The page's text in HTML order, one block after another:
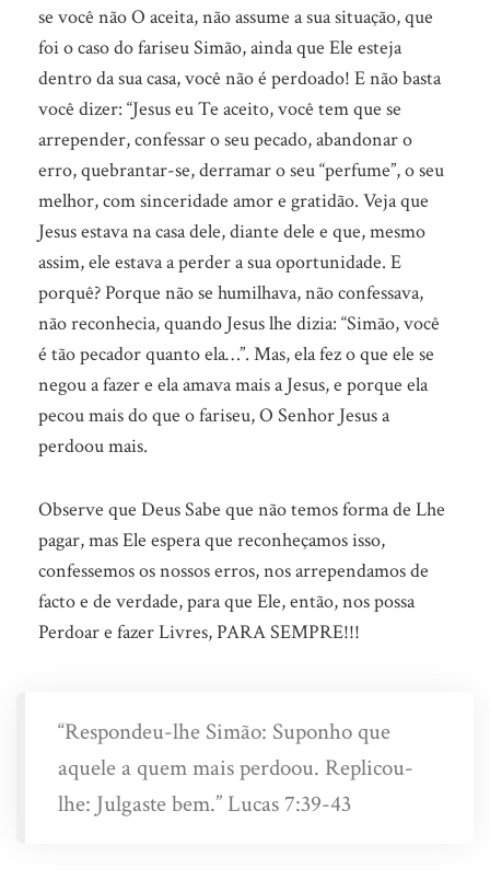
se você não O aceita, não assume a sua situação, que
foi o caso do fariseu Simão, ainda que Ele esteja
dentro da sua casa, você não é perdoado! E não basta
você dizer: “Jesus eu Te aceito, você tem que se
arrepender, confessar o seu pecado, abandonar o
erro, quebrantar-se, derramar o seu “perfume”, o seu
melhor, com sinceridade amor e gratidão. Veja que
Jesus estava na casa dele, diante dele e que, mesmo
assim, ele estava a perder a sua oportunidade. E
porquê? Porque não se humilhava, não confessava,
não reconhecia, quando Jesus lhe dizia: “Simão, você
é tão pecador quanto ela…”. Mas, ela fez o que ele se
negou a fazer e ela amava mais a Jesus, e porque ela
pecou mais do que o fariseu, O Senhor Jesus a
perdoou mais.
Observe que Deus Sabe que não temos forma de Lhe
pagar, mas Ele espera que reconheçamos isso,
confessemos os nossos erros, nos arrependamos de
facto e de verdade, para que Ele, então, nos possa
Perdoar e fazer Livres, PARA SEMPRE!!!
“Respondeu-lhe Simão: Suponho que
aquele a quem mais perdoou. Replicou-
lhe: Julgaste bem.” Lucas 7:39-43